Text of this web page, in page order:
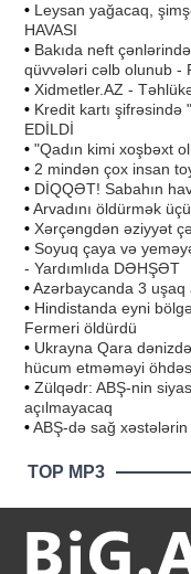
• Leysan yağacaq,
HAVASI
• Bakıda neft
qüvvələri cəlb olunub -
• Xidmetler.AZ -
• Kredit kartı
EDİLDİ
• "Qadın kimi xoşbəxt
• 2 mindən çox insan
• DİQQƏT! Sabahın
•Arvadını öldürmək
• Xərçəngdən əziyyət
• Soyuq çaya və
- Yardımlıda DƏHŞƏT
•Azərbaycanda 3
• Hindistanda eyni
Fermeri öldürdü
• Ukrayna Qara
hücum etməməyi
• Zülqədr: ABŞ-nin
açılmayacaq
•ABŞ-də sağ
TOP MP3